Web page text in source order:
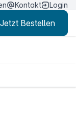
Kontakt Login
Jetzt Bestellen